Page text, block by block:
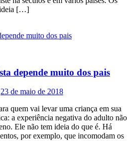
ideia […]
depende muito dos pais
23 de maio de 2018
quem vai levar uma criança em sua
a experiência negativa do adulto não
Ele não tem ideia do que é. Há
por exemplo, que incomodam os